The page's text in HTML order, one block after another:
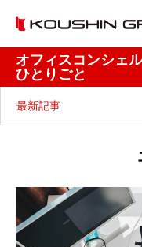
オフィスコンシェ
ひとりごと
最新記事